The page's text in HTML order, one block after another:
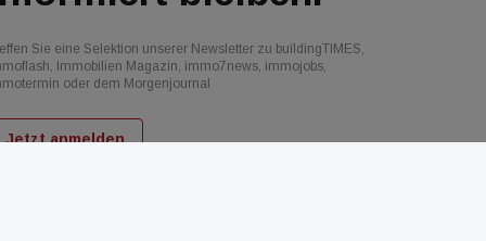
Sie eine Selektion unserer Newsletter zu buildingTIMES,
Immobilien Magazin, immo7news, immojobs,
oder dem Morgenjournal
Jetzt anmelden